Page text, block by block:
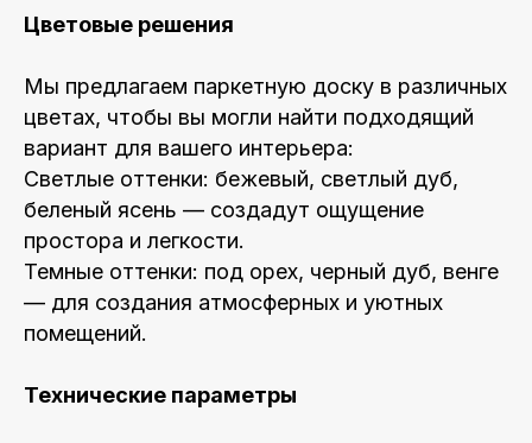
Цветовые решения
Мы предлагаем паркетную доску в различных
цветах, чтобы вы могли найти подходящий
вариант для вашего интерьера:
Светлые оттенки: бежевый, светлый дуб,
беленый ясень — создадут ощущение
простора и легкости.
Темные оттенки: под орех, черный дуб, венге
— для создания атмосферных и уютных
помещений.
Технические параметры